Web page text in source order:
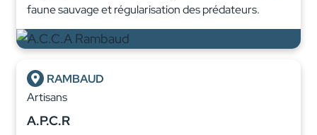
faune sauvage et régularisation des prédateurs.
RAMBAUD
Artisans
A.P.C.R